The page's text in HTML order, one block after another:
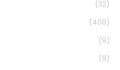
(32)
(408)
(9)
(9)